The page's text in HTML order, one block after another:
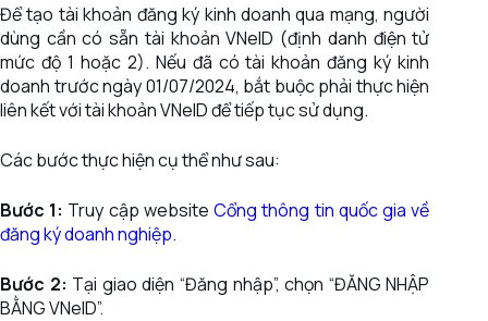
Để tạo tài khoản đăng ký kinh doanh qua mạng, người
dùng cần có sẵn tài khoản VNeID (định danh điện tử
mức độ 1 hoặc 2). Nếu đã có tài khoản đăng ký kinh
doanh trước ngày 01/07/2024, bắt buộc phải thực hiện
liên kết với tài khoản VNeID để tiếp tục sử dụng.
Các bước thực hiện cụ thể như sau:
Bước 1: Truy cập websiteCổng thông tin quốc gia về
đăng ký doanh nghiệp.
Bước 2: Tại giao diện “Đăng nhập”, chọn “ĐĂNG NHẬP
BẰNG VNeID”.